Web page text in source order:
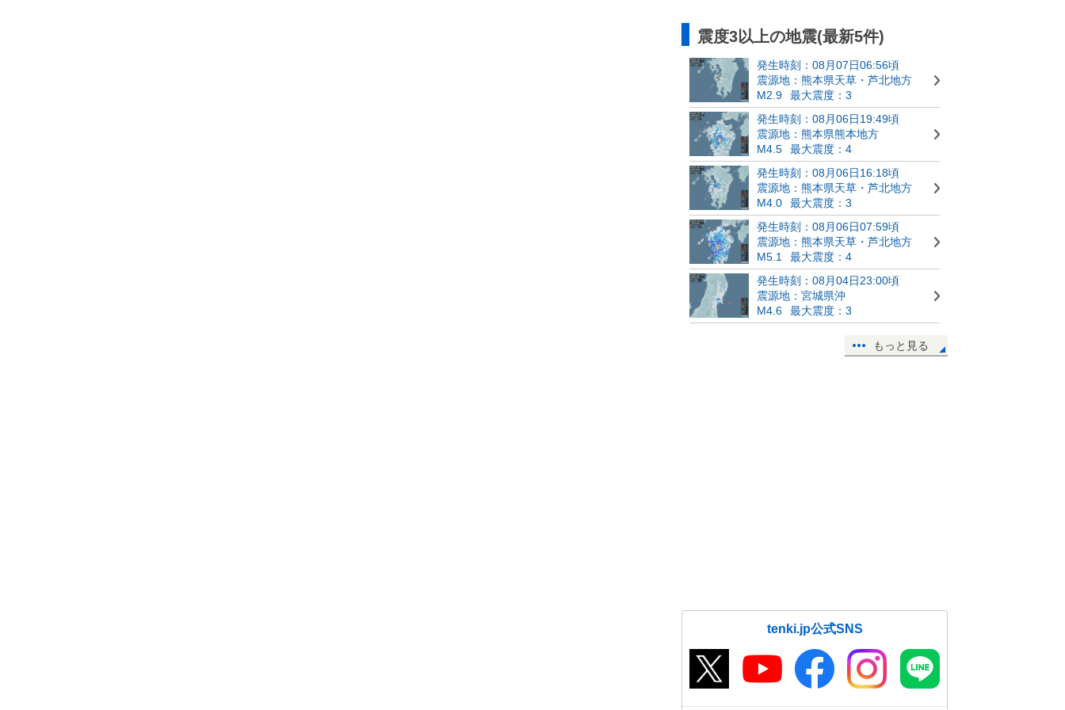
震度3以上の地震(最新5件)
発生時刻：08月07日06:56頃
震源地：熊本県天草・芦北地方
M2.9
最大震度：3
発生時刻：08月06日19:49頃
震源地：熊本県熊本地方
M4.5
最大震度：4
発生時刻：08月06日16:18頃
震源地：熊本県天草・芦北地方
M4.0
最大震度：3
発生時刻：08月06日07:59頃
震源地：熊本県天草・芦北地方
M5.1
最大震度：4
発生時刻：08月04日23:00頃
震源地：宮城県沖
M4.6
最大震度：3
もっと見る
tenki.jp公式SNS